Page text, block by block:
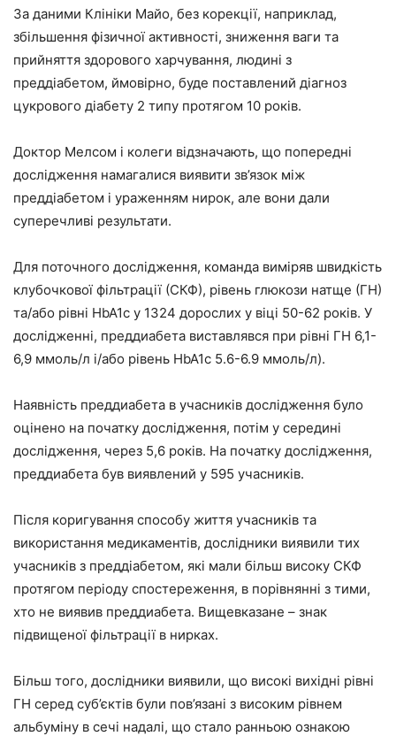
За даними Клініки Майо, без корекції, наприклад,
збільшення фізичної активності, зниження ваги та
прийняття здорового харчування, людині з
преддіабетом, ймовірно, буде поставлений діагноз
цукрового діабету 2 типу протягом 10 років.
Доктор Мелсом і колеги відзначають, що попередні
дослідження намагалися виявити зв’язок між
преддіабетом і ураженням нирок, але вони дали
суперечливі результати.
Для поточного дослідження, команда виміряв швидкість
клубочкової фільтрації (СКФ), рівень глюкози натще (ГН)
та/або рівні HbA1c у 1324 дорослих у віці 50-62 років. У
дослідженні, преддиабета виставлявся при рівні ГН 6,1-
6,9 ммоль/л і/або рівень HbA1c 5.6-6.9 ммоль/л).
Наявність преддиабета в учасників дослідження було
оцінено на початку дослідження, потім у середині
дослідження, через 5,6 років. На початку дослідження,
преддиабета був виявлений у 595 учасників.
Після коригування способу життя учасників та
використання медикаментів, дослідники виявили тих
учасників з преддіабетом, які мали більш високу СКФ
протягом періоду спостереження, в порівнянні з тими,
хто не виявив преддиабета. Вищевказане – знак
підвищеної фільтрації в нирках.
Більш того, дослідники виявили, що високі вихідні рівні
ГН серед суб’єктів були пов’язані з високим рівнем
альбуміну в сечі надалі, що стало ранньою ознакою